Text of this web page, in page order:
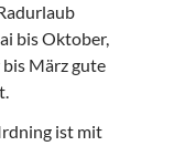
bis Oktober,
März gute
ist mit